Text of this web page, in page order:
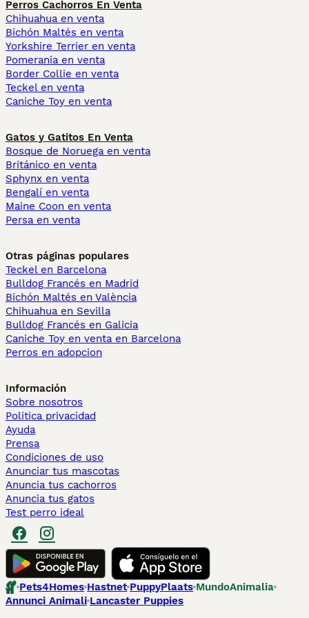
Perros Cachorros En Venta
Chihuahua en venta
Bichón Maltés en venta
Yorkshire Terrier en venta
Pomerania en venta
Border Collie en venta
Teckel en venta
Caniche Toy en venta
Gatos y Gatitos En Venta
Bosque de Noruega en venta
Británico en venta
Sphynx en venta
Bengalí en venta
Maine Coon en venta
Persa en venta
Otras páginas populares
Teckel en Barcelona
Bulldog Francés en Madrid
Bichón Maltés en València
Chihuahua en Sevilla
Bulldog Francés en Galicia
Caniche Toy en venta en Barcelona
Perros en adopcion
Información
Sobre nosotros
Politica privacidad
Ayuda
Prensa
Condiciones de uso
Anunciar tus mascotas
Anuncia tus cachorros
Anuncia tus gatos
Test perro ideal
Pets4Homes Hastnet PuppyPlaats MundoAnimalia
Annunci Animali Lancaster Puppies